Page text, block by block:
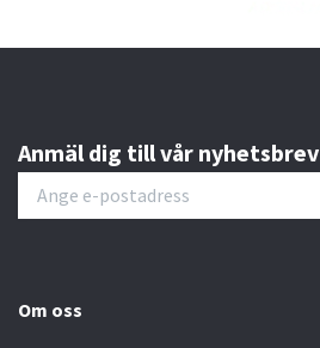
Anmäl dig till vår nyhetsbrev
Om oss